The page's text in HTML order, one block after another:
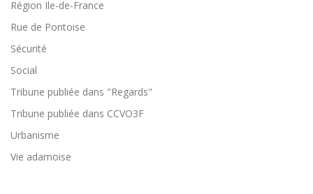
Région Ile-de-France
Rue de Pontoise
Sécurité
Social
Tribune publiée dans "Regards"
Tribune publiée dans CCVO3F
Urbanisme
Vie adamoise